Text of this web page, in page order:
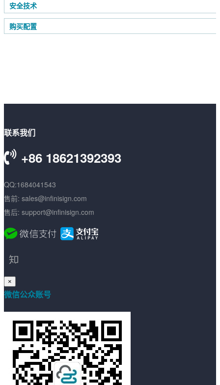
安全技术
购买配置
联系我们
+86 18621392393
QQ:1684041543
售前: sales@infinisign.com
售后: support@infinisign.com
×
微信公众账号